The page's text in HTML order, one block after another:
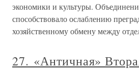
экономики и культуры.
способствовало ослаблению
хозяйственному обмену между
27. «Античная»